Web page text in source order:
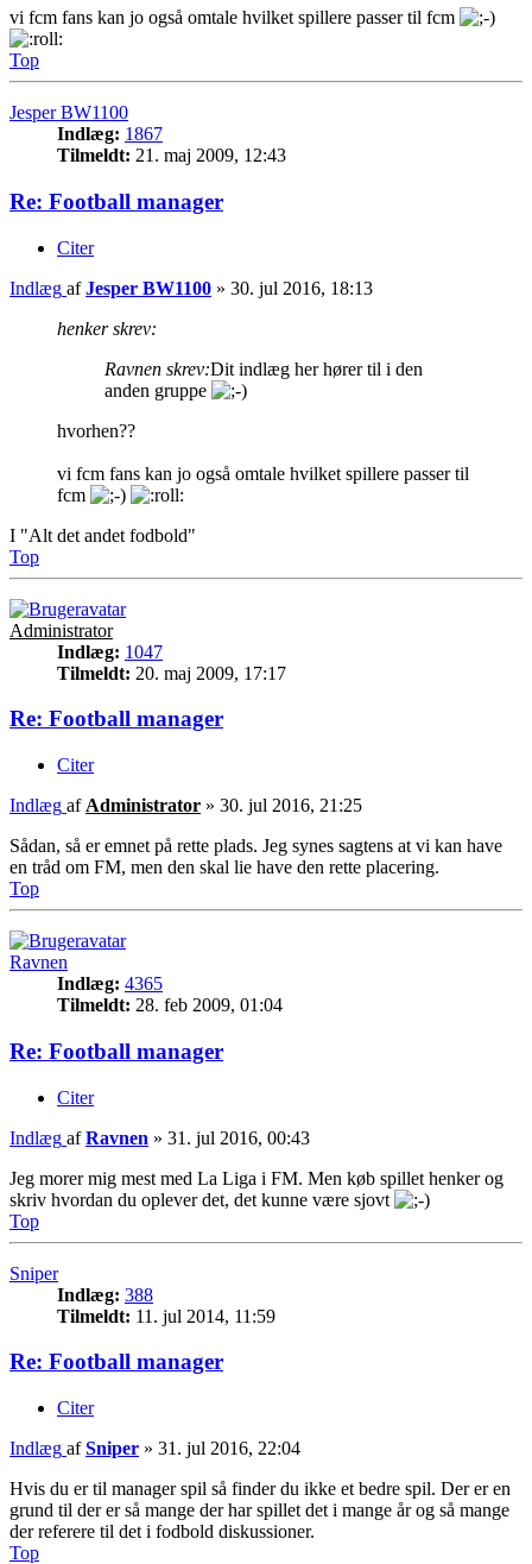
vi fcm fans kan jo også omtale hvilket spillere passer til fcm
Top
Jesper BW1100
Indlæg: 1867
Tilmeldt: 21. maj 2009, 12:43
Re: Football manager
Citer
Indlæg afJesper BW1100 » 30. jul 2016, 18:13
henker skrev:
Ravnen skrev:Dit indlæg her hører til i den
anden gruppe
hvorhen??
vi fcm fans kan jo også omtale hvilket spillere passer til
fcm
I "Alt det andet fodbold"
Top
Administrator
Indlæg: 1047
Tilmeldt: 20. maj 2009, 17:17
Re: Football manager
Citer
Indlæg af Administrator » 30. jul 2016, 21:25
Sådan, så er emnet på rette plads. Jeg synes sagtens at vi kan have
en tråd om FM, men den skal lie have den rette placering.
Top
Ravnen
Indlæg: 4365
Tilmeldt: 28. feb 2009, 01:04
Re: Football manager
Citer
Indlæg afRavnen » 31. jul 2016, 00:43
Jeg morer mig mest med La Liga i FM. Men køb spillet henker og
skriv hvordan du oplever det, det kunne være sjovt
Top
Sniper
Indlæg: 388
Tilmeldt: 11. jul 2014, 11:59
Re: Football manager
Citer
Indlæg afSniper » 31. jul 2016, 22:04
Hvis du er til manager spil så finder du ikke et bedre spil. Der er en
grund til der er så mange der har spillet det i mange år og så mange
der referere til det i fodbold diskussioner.
Top